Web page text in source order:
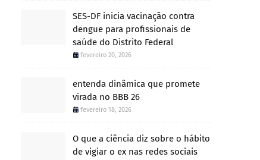
SES-DF inicia vacinação contra
dengue para profissionais de
saúde do Distrito Federal
fevereiro 20, 2026
entenda dinâmica que promete
virada no BBB 26
fevereiro 18, 2026
O que a ciência diz sobre o hábito
de vigiar o ex nas redes sociais